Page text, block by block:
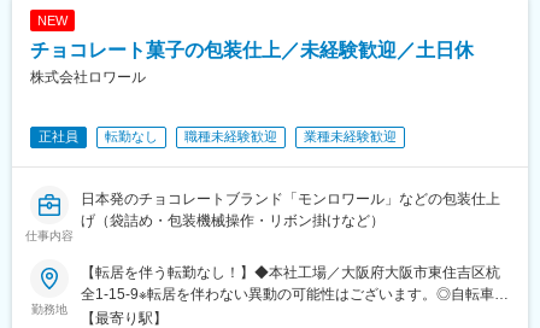
NEW
チョコレート菓子の包装仕上／未経験歓迎／土日休
株式会社ロワール
正社員 転勤なし 職種未経験歓迎 業種未経験歓迎
仕事内容
日本発のチョコレートブランド「モンロワール」などの包装仕上
げ（袋詰め・包装機械操作・リボン掛けなど）
勤務地
【転居を伴う転勤なし！】◆本社工場／大阪府大阪市東住吉区杭
全1-15-9※転居を伴わない異動の可能性はございます。◎自転車・
バイク通勤可◎受動喫煙対策：喫煙所設置
【最寄り駅】